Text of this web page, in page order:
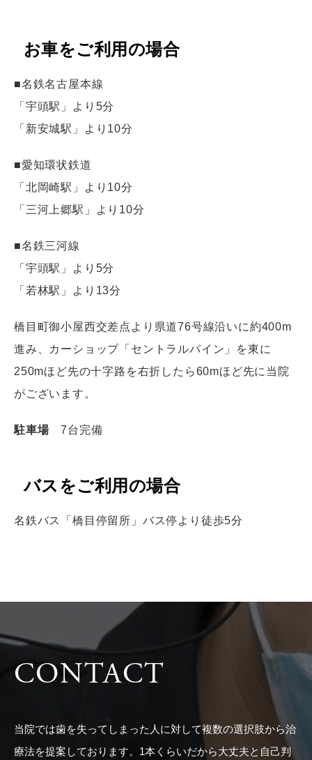
お車をご利用の場合
■名鉄名古屋本線
「宇頭駅」より5分
「新安城駅」より10分
■愛知環状鉄道
「北岡崎駅」より10分
「三河上郷駅」より10分
■名鉄三河線
「宇頭駅」より5分
「若林駅」より13分
橋目町御小屋西交差点より県道76号線沿いに約400m
進み、カーショップ「セントラルパイン」を東に
250mほど先の十字路を右折したら60mほど先に当院
がございます。
駐車場7台完備
バスをご利用の場合
名鉄バス「橋目停留所」バス停より徒歩5分
CONTACT
当院では歯を失ってしまった人に対して複数の選択肢から治
療法を提案しております。1本くらいだから大丈夫と自己判